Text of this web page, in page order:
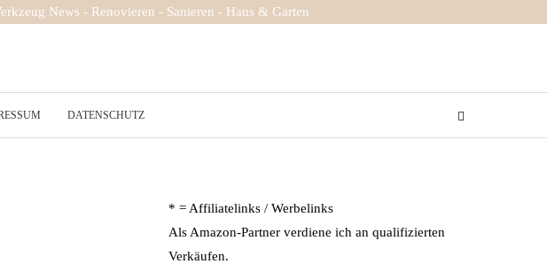
News - Renovieren - Sanieren - Haus & Garten
DATENSCHUTZ
* = Affiliatelinks / Werbelinks
Als Amazon-Partner verdiene ich an qualifizierten
Verkäufen.